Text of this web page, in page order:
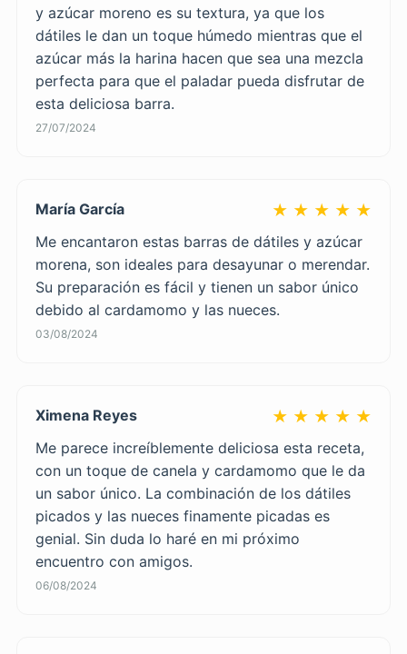
y azúcar moreno es su textura, ya que los
dátiles le dan un toque húmedo mientras que el
azúcar más la harina hacen que sea una mezcla
perfecta para que el paladar pueda disfrutar de
esta deliciosa barra.
27/07/2024
María García ★ ★ ★ ★ ★
Me encantaron estas barras de dátiles y azúcar
morena, son ideales para desayunar o merendar.
Su preparación es fácil y tienen un sabor único
debido al cardamomo y las nueces.
03/08/2024
Ximena Reyes ★ ★ ★ ★ ★
Me parece increíblemente deliciosa esta receta,
con un toque de canela y cardamomo que le da
un sabor único. La combinación de los dátiles
picados y las nueces finamente picadas es
genial. Sin duda lo haré en mi próximo
encuentro con amigos.
06/08/2024